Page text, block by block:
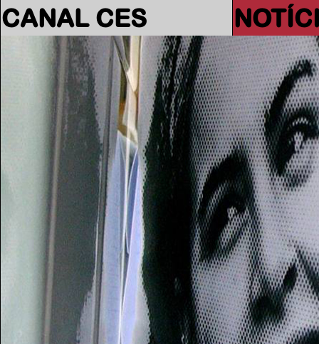
CANAL CES